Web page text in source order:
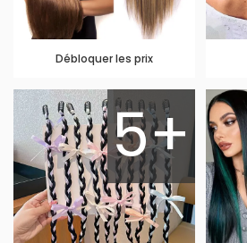
Débloquer les prix
5+